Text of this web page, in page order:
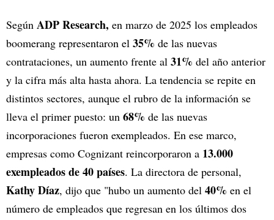
Según ADP Research, en marzo de 2025 los empleados
boomerang representaron el 35% de las nuevas
contrataciones, un aumento frente al 31% del año anterior
y la cifra más alta hasta ahora. La tendencia se repite en
distintos sectores, aunque el rubro de la información se
lleva el primer puesto: un 68% de las nuevas
incorporaciones fueron exempleados. En ese marco,
empresas como Cognizant reincorporaron a 13.000
exempleados de 40 países. La directora de personal,
Kathy Díaz, dijo que "hubo un aumento del 40% en el
número de empleados que regresan en los últimos dos